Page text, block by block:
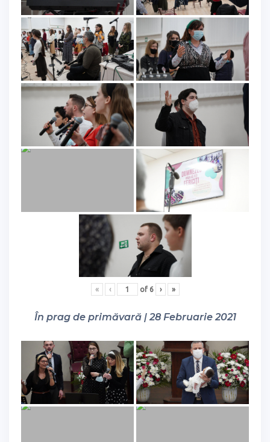
« ‹ of 6 › »
În prag de primăvară | 28 Februarie 2021